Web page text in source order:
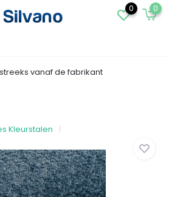
0 0
vanaf de fabrikant
Kleurstalen